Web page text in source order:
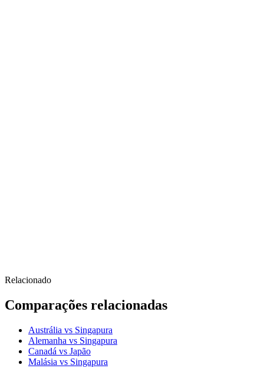
Relacionado
Comparações relacionadas
Austrália vs Singapura
Alemanha vs Singapura
Canadá vs Japão
Malásia vs Singapura